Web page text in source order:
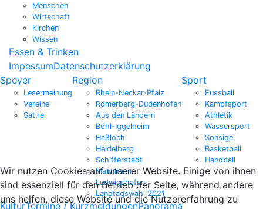
Menschen
Wirtschaft
Kirchen
Wissen
Essen & Trinken
ImpessumDatenschutzerklärung
Speyer
Lesermeinung
Vereine
Satire
Region
Rhein-Neckar-Pfalz
Römerberg-Dudenhofen
Aus den Ländern
Böhl-Iggelheim
Haßloch
Heidelberg
Schifferstadt
Mannheim
Ludwigshafen
Landtagswahl 2021
Sport
Fussball
Kampfsport
Athletik
Wassersport
Sonsige
Basketball
Handball
KulturTermine / KurzmeldungenPanorama
Wir nutzen Cookies auf unserer Website. Einige von ihnen
sind essenziell für den Betrieb der Seite, während andere
uns helfen, diese Website und die Nutzererfahrung zu